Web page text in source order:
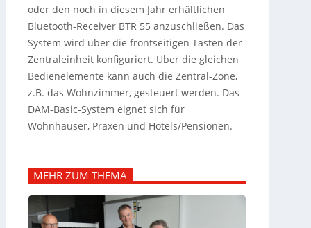
oder den noch in diesem Jahr erhältlichen
Bluetooth-Receiver BTR 55 anzuschließen. Das
System wird über die frontseitigen Tasten der
Zentraleinheit konfiguriert. Über die gleichen
Bedienelemente kann auch die Zentral-Zone,
z.B. das Wohnzimmer, gesteuert werden. Das
DAM-Basic-System eignet sich für
Wohnhäuser, Praxen und Hotels/Pensionen.
MEHR ZUM THEMA